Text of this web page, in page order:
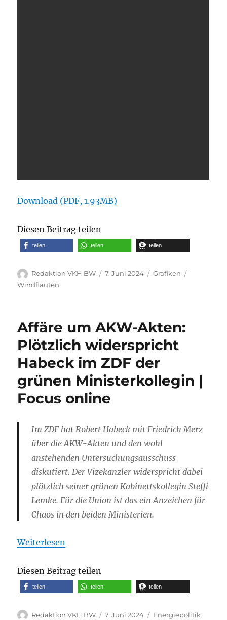
Download (PDF, 1.93MB)
Diesen Beitrag teilen
teilen teilen teilen
Autor
Redaktion VKH BW
Veröffentlicht
7. Juni 2024 Kategorien
Grafiken
Windflauten
Affäre um AKW-Akten:
Plötzlich widerspricht
Habeck im ZDF der
grünen Ministerkollegin |
Focus online
Im ZDF hat Robert Habeck mit Friedrich Merz
über die AKW-Akten und den wohl
anstehenden Untersuchungsausschuss
diskutiert. Der Vizekanzler widerspricht dabei
plötzlich seiner grünen Kabinettskollegin Steffi
Lemke. Für die Union ist das ein Anzeichen für
Chaos in den beiden Ministerien.
Weiterlesen
Diesen Beitrag teilen
teilen teilen teilen
Autor
Redaktion VKH BW
Veröffentlicht
7. Juni 2024 Kategorien
Energiepolitik